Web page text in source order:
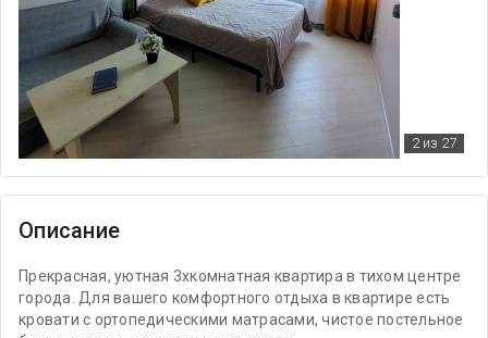
2из 27
Описание
Прекрасная, уютная 3хкомнатная квартира в тихом центре
города. Для вашего комфортного отдыха в квартире есть
кровати с ортопедическими матрасами, чистое постельное